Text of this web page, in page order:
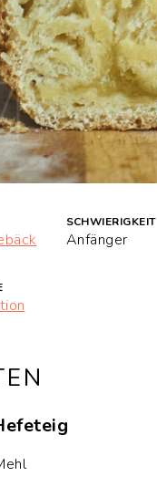
SCHWIERIGKEIT
Anfänger